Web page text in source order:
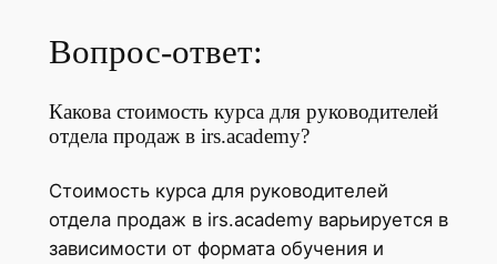
Вопрос-ответ:
Какова стоимость курса для руководителей
отдела продаж в irs.academy?
Стоимость курса для руководителей
отдела продаж в irs.academy варьируется в
зависимости от формата обучения и